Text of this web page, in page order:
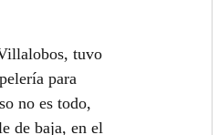
tuvo
para
no es todo,
de baja, en el